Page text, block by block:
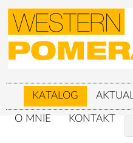
KATALOG
O MNIE KONTAKT